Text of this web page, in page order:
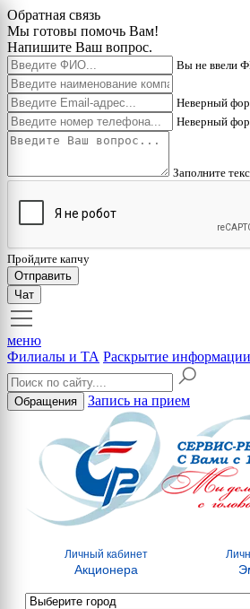
Обратная связь
Мы готовы помочь Вам!
Напишите Ваш вопрос.
Вы не ввели
Неверный
Неверный
Заполните
Пройдите капчу
Отправить
Чат
меню
Филиалы и ТА Раскрытие информации
Обращения Запись на прием
Личный кабинет
Акционера